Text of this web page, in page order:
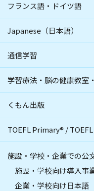
フランス語・ドイツ語
Japanese（日本語）
通信学習
学習療法・脳の健康教室
くもん出版
TOEFL Primary® /
施設・学校・企業での公
施設・学校向け導入事
企業・学校向け日本語